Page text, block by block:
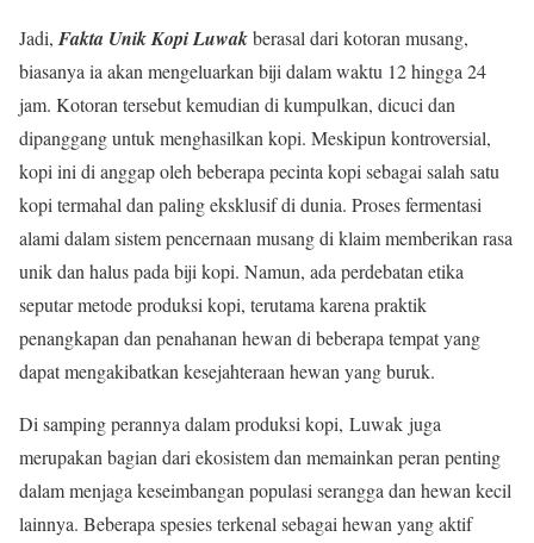
Jadi, Fakta Unik Kopi Luwakberasal dari kotoran musang,
biasanya ia akan mengeluarkan biji dalam waktu 12 hingga 24
jam. Kotoran tersebut kemudian di kumpulkan, dicuci dan
dipanggang untuk menghasilkan kopi. Meskipun kontroversial,
kopi ini di anggap oleh beberapa pecinta kopi sebagai salah satu
kopi termahal dan paling eksklusif di dunia. Proses fermentasi
alami dalam sistem pencernaan musang di klaim memberikan rasa
unik dan halus pada biji kopi. Namun, ada perdebatan etika
seputar metode produksi kopi, terutama karena praktik
penangkapan dan penahanan hewan di beberapa tempat yang
dapat mengakibatkan kesejahteraan hewan yang buruk.
Di samping perannya dalam produksi kopi, Luwak juga
merupakan bagian dari ekosistem dan memainkan peran penting
dalam menjaga keseimbangan populasi serangga dan hewan kecil
lainnya. Beberapa spesies terkenal sebagai hewan yang aktif